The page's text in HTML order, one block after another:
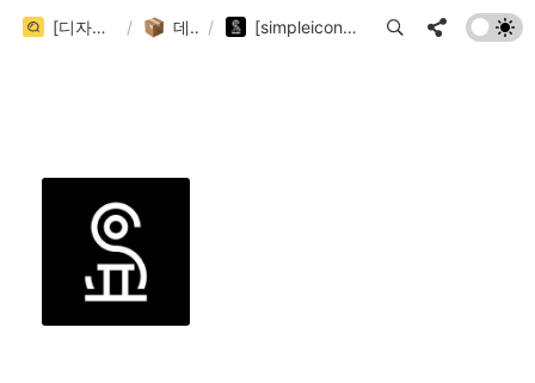
[디자인 큐시트] 국내/국외 디자인 레퍼런스 사이트 999+ 모음집 (202 / 999+) / 데이터베이스 / [simpleicons] 인기 브랜드 3052개의 SVG 아이콘